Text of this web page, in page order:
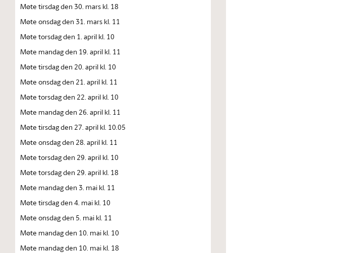
Møte tirsdag den 30. mars kl. 18
Møte onsdag den 31. mars kl. 11
Møte torsdag den 1. april kl. 10
Møte mandag den 19. april kl. 11
Møte tirsdag den 20. april kl. 10
Møte onsdag den 21. april kl. 11
Møte torsdag den 22. april kl. 10
Møte mandag den 26. april kl. 11
Møte tirsdag den 27. april kl. 10.05
Møte onsdag den 28. april kl. 11
Møte torsdag den 29. april kl. 10
Møte torsdag den 29. april kl. 18
Møte mandag den 3. mai kl. 11
Møte tirsdag den 4. mai kl. 10
Møte onsdag den 5. mai kl. 11
Møte mandag den 10. mai kl. 10
Møte mandag den 10. mai kl. 18